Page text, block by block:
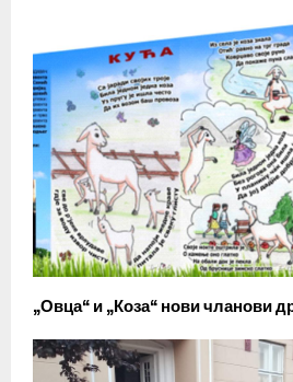
„Овца“ и „Коза“ нови чланови